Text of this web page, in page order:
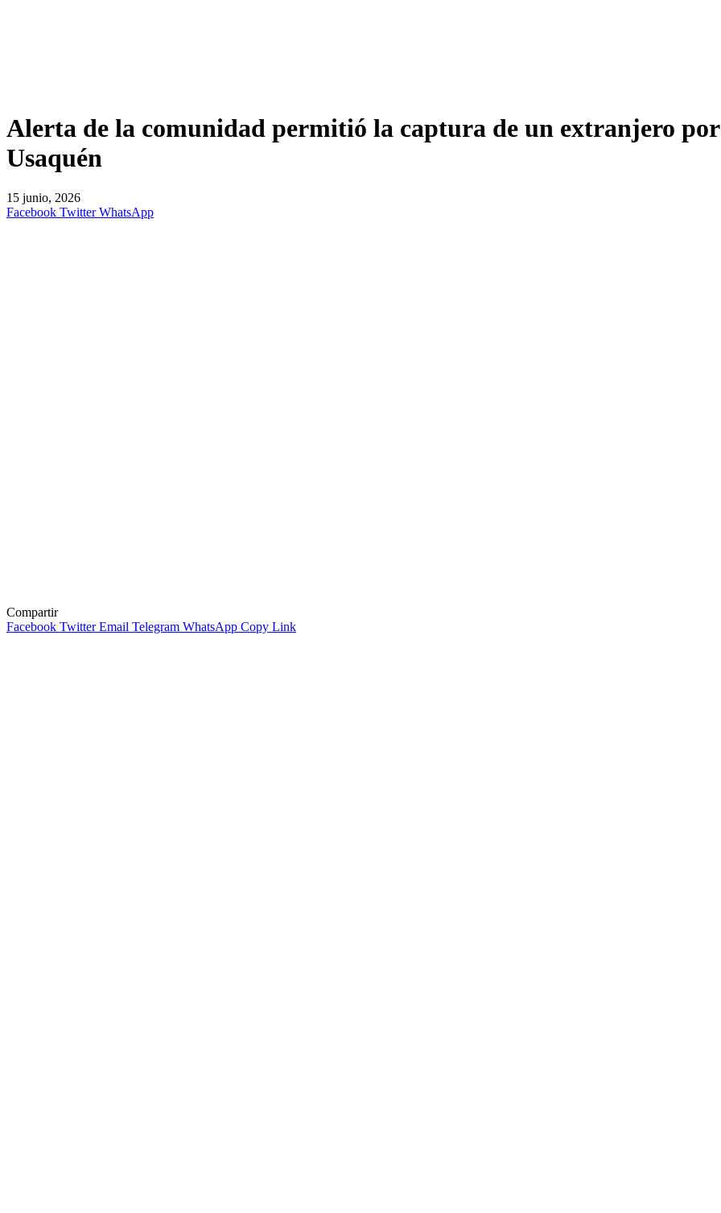
Alerta de la comunidad permitió la captura de un extranjero
Usaquén
15 junio, 2026
Facebook Twitter WhatsApp
Compartir
Facebook Twitter Email Telegram WhatsApp Copy Link